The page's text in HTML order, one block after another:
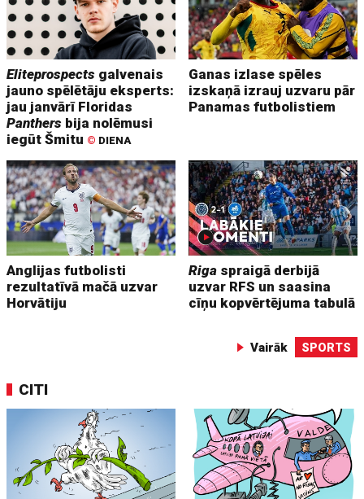
Eliteprospects galvenais
jauno spēlētāju eksperts:
jau janvārī Floridas
Panthers bija nolēmusi
iegūt Šmitu © DIENA
Ganas izlase spēles
izskaņā izrauj uzvaru pār
Panamas futbolistiem
Anglijas futbolisti
rezultatīvā mačā uzvar
Horvātiju
Riga spraigā derbijā
uzvar RFS un saasina
cīņu kopvērtējuma tabulā
Vairāk SPORTS
CITI